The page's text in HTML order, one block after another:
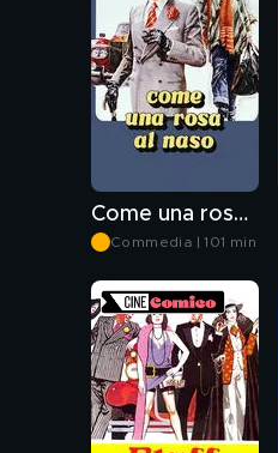
Come una rosa al naso
Commedia | 101 min